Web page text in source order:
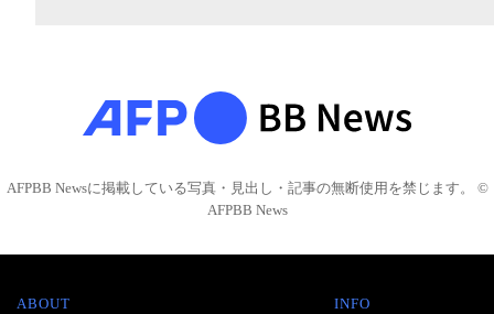
AFPBB Newsに掲載している写真・見出し・記事の無断使用を禁じます。 ©
AFPBB News
ABOUT INFO